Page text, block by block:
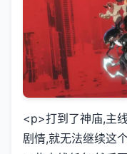
<p>打到了神庙,主
剧情,就无法继续这